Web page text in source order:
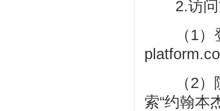
2.访问
（1）登
（2）院
索“约翰